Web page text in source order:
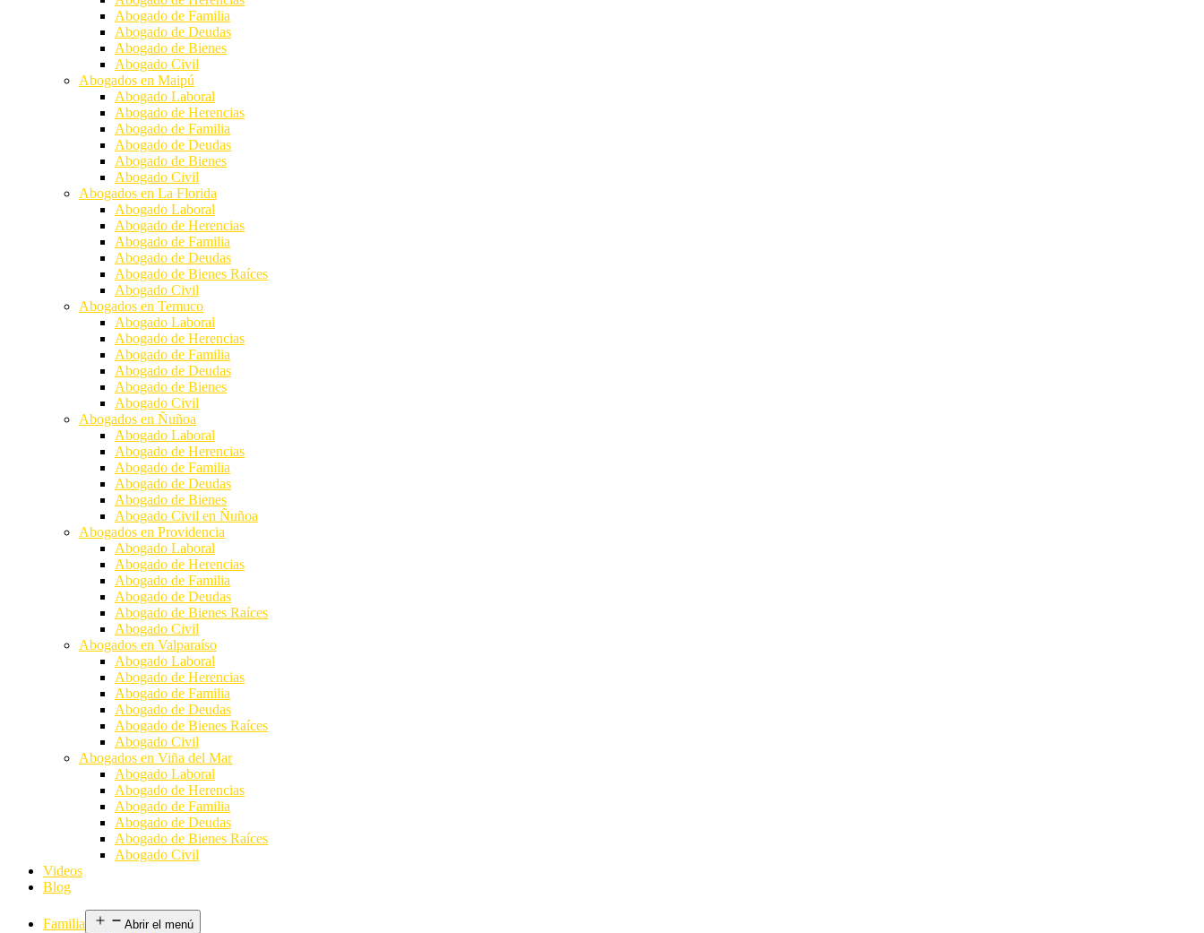
Abogado de Familia
Abogado de Deudas
Abogado de Bienes
Abogado Civil
Abogados en Maipú
Abogado Laboral
Abogado de Herencias
Abogado de Familia
Abogado de Deudas
Abogado de Bienes
Abogado Civil
Abogados en La Florida
Abogado Laboral
Abogado de Herencias
Abogado de Familia
Abogado de Deudas
Abogado de Bienes Raíces
Abogado Civil
Abogados en Temuco
Abogado Laboral
Abogado de Herencias
Abogado de Familia
Abogado de Deudas
Abogado de Bienes
Abogado Civil
Abogados en Ñuñoa
Abogado Laboral
Abogado de Herencias
Abogado de Familia
Abogado de Deudas
Abogado de Bienes
Abogado Civil en Ñuñoa
Abogados en Providencia
Abogado Laboral
Abogado de Herencias
Abogado de Familia
Abogado de Deudas
Abogado de Bienes Raíces
Abogado Civil
Abogados en Valparaíso
Abogado Laboral
Abogado de Herencias
Abogado de Familia
Abogado de Deudas
Abogado de Bienes Raíces
Abogado Civil
Abogados en Viña del Mar
Abogado Laboral
Abogado de Herencias
Abogado de Familia
Abogado de Deudas
Abogado de Bienes Raíces
Abogado Civil
Videos
Blog
Familia Abrir el menú